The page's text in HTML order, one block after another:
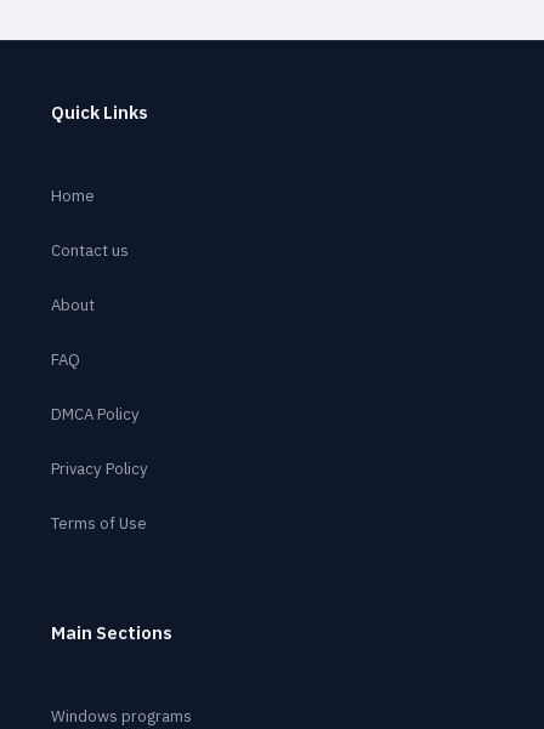
Quick Links
Home
Contact us
About
FAQ
DMCA Policy
Privacy Policy
Terms of Use
Main Sections
Windows programs